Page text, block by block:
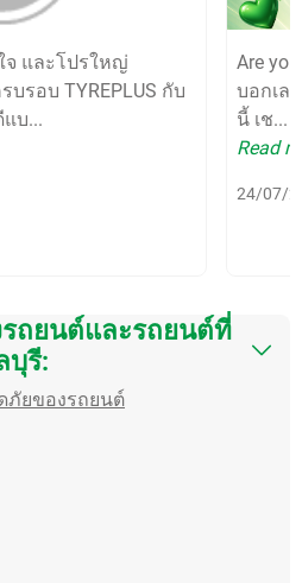
จ และโปรใหญ่
รอบ TYREPLUS กับ
บ...
Are
บอกเล
นี้ เช...
Read
24/07/
ถยนต์และรถยนต์ที่
บุรี:
ภัยของรถยนต์